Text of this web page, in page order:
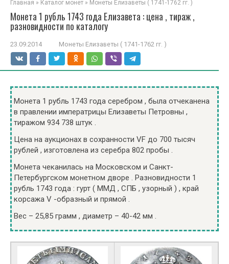
Главная » Каталог монет » Монеты Елизаветы ( 1741-1762 гг. )
Монета 1 рубль 1743 года Елизавета : цена , тираж ,
разновидности по каталогу
23.09.2014 Монеты Елизаветы ( 1741-1762 гг. )
Монета 1 рубль 1743 года серебром , была отчеканена
в правлении императрицы Елизаветы Петровны ,
тиражом 934 738 штук .
Цена на аукционах в сохранности VF до 700 тысяч
рублей , изготовлена из серебра 802 пробы .
Монета чеканилась на Московском и Санкт-
Петербургском монетном дворе . Разновидности 1
рубль 1743 года : гурт ( ММД , СПБ , узорный ) , край
корсажа V -образный и прямой .
Вес – 25,85 грамм , диаметр – 40-42 мм .